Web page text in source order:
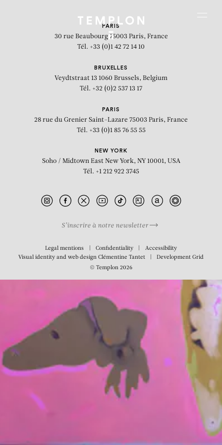
Celui qui se construit IV
PARIS
30 rue Beaubourg 75003 Paris, France
Tél. +33 (0)1 42 72 14 10
BRUXELLES
Veydtstraat 13 1060 Brussels, Belgium
Tél. +32 (0)2 537 13 17
PARIS
28 rue du Grenier Saint-Lazare 75003 Paris, France
Tél. +33 (0)1 85 76 55 55
NEW YORK
Soho / Midtown East New York, NY 10001, USA
Tél. +1 212 922 3745
S’inscrire à notre newsletter
Legal mentions Confidentiality
Accessibility
Visual identity and web design Clémentine Tantet DevelopmentGrid
© Templon 2026